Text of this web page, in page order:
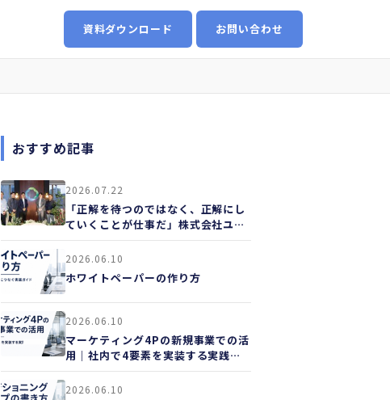
資料ダウンロード お問い合わせ
おすすめ記事
2026.07.22
「正解を待つのではなく、正解にし
ていくことが仕事だ」株式会社ユカ
リア様
2026.06.10
ホワイトペーパーの作り方
2026.06.10
マーケティング4Pの新規事業での活
用｜社内で4要素を実装する実践ガ
イド
2026.06.10